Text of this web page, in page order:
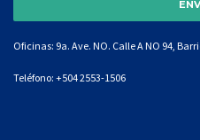
Oficinas: 9a. Ave. NO. Calle A NO 94,
Teléfono: +504 2553-1506